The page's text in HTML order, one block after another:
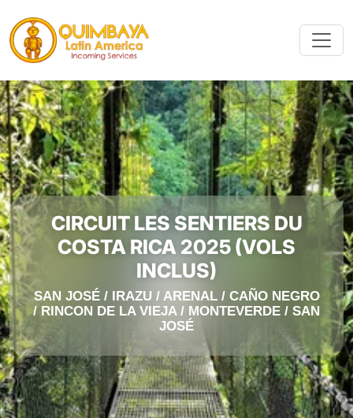
CIRCUIT LES SENTIERS DU
COSTA RICA 2025 (VOLS
INCLUS)
SAN JOSÉ / IRAZU / ARENAL / CAÑO NEGRO
/ RINCON DE LA VIEJA / MONTEVERDE / SAN
JOSÉ